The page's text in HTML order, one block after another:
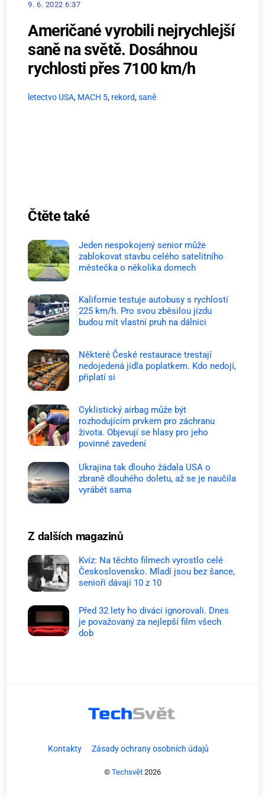
9. 6. 2022 6:37
Američané vyrobili nejrychlejší
saně na světě. Dosáhnou
rychlosti přes 7100 km/h
letectvo USA, MACH 5, rekord,saně
Čtěte také
Jeden nespokojený senior může
zablokovat stavbu celého satelitního
městečka o několika domech
Kalifornie testuje autobusy s rychlostí
225 km/h. Pro svou zběsilou jízdu
budou mít vlastní pruh na dálnici
Některé České restaurace trestají
nedojedená jídla poplatkem. Kdo nedojí,
připlatí si
Cyklistický airbag může být
rozhodujícím prvkem pro záchranu
života. Objevují se hlasy pro jeho
povinné zavedení
Ukrajina tak dlouho žádala USA o
zbraně dlouhého doletu, až se je naučila
vyrábět sama
Z dalších magazinů
Kvíz: Na těchto filmech vyrostlo celé
Československo. Mladí jsou bez šance,
senioři dávají 10 z 10
Před 32 lety ho diváci ignorovali. Dnes
je považovaný za nejlepší film všech
dob
Kontakty Zásady ochrany osobních údajů
© Techsvět 2026